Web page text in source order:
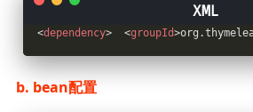
<dependency> <groupId>
b. bean配置